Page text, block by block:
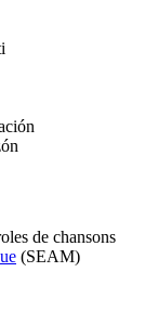
de chansons
(SEAM)